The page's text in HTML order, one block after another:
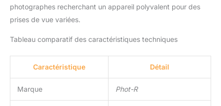
photographes recherchant un appareil polyvalent pour des
prises de vue variées.
Tableau comparatif des caractéristiques techniques
Caractéristique Détail
Marque Phot-R